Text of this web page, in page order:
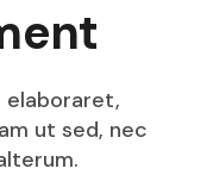
elaboraret,
ut sed, nec